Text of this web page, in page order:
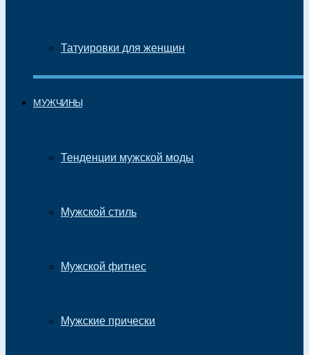
Татуировки для женщин
МУЖЧИНЫ
Тенденции мужской моды
Мужской стиль
Мужской фитнес
Мужские прически